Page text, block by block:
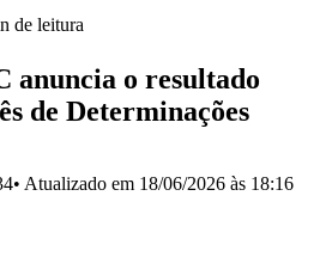
de leitura
anuncia o resultado
de Determinações
• Atualizado em 18/06/2026 às 18:16